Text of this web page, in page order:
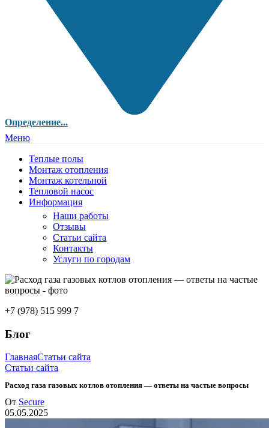
Определение...
Меню
Теплые полы
Монтаж отопления
Монтаж котельной
Тепловой насос
Информация
Наши работы
Отзывы
Статьи сайта
Контакты
Услуги по городам
+7 (978) 515 999 7
Блог
ГлавнаяСтатьи сайта
Статьи сайта
Расход газа газовых котлов отопления — ответы на частые вопросы
От Secure
05.05.2025